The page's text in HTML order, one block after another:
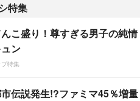
特集
こ盛り！尊すぎる男子の純情
ン
特集
伝説発生!?ファミマ45％増量